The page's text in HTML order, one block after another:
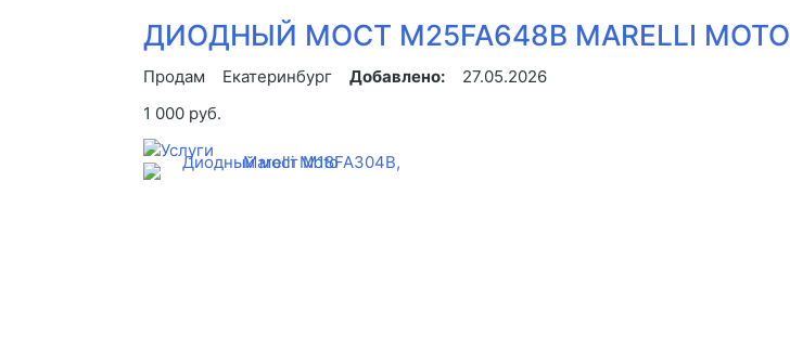
ДИОДНЫЙ МОСТ M25FA648B MARELLI MOTO
Продам Екатеринбург Добавлено:
27.05.2026
1 000 руб.